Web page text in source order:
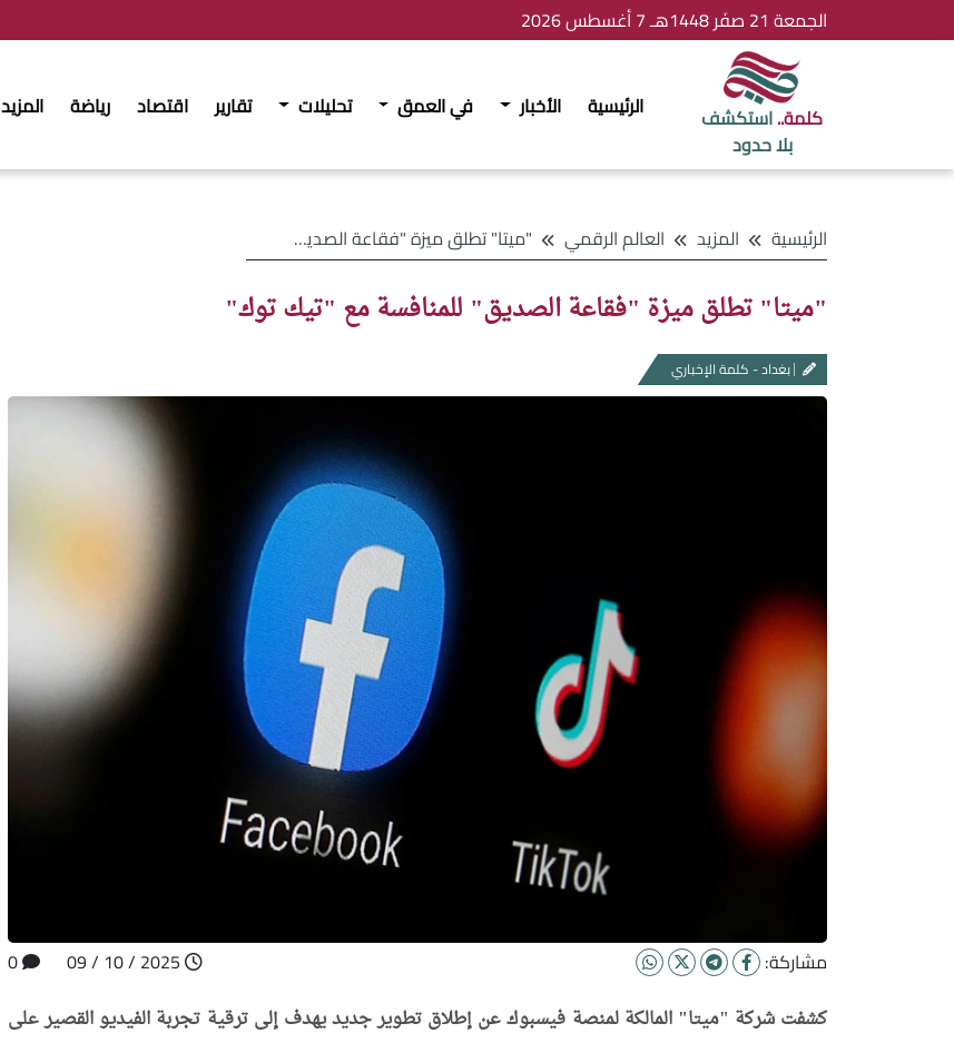
الجمعة 21 صفَر 1448هـ 7 أغسطس 2026
كلمة..استكشف
بلا حدود
الرئيسية الأخبار في العمق تحليلات تقارير اقتصاد رياضة المزيد
الرئيسية المزيد العالم الرقمي "ميتا" تطلق ميزة "فقاعة الصديق" للمنافسة مع "تيك توك"
"ميتا" تطلق ميزة "فقاعة الصديق" للمنافسة مع "تيك توك"
بغداد - كلمة الإخباري
مشاركة:
كشفت شركة "ميتا" المالكة لمنصة فيسبوك عن إطلاق تطوير جديد يهدف إلى ترقية تجربة الفيديو القصير على